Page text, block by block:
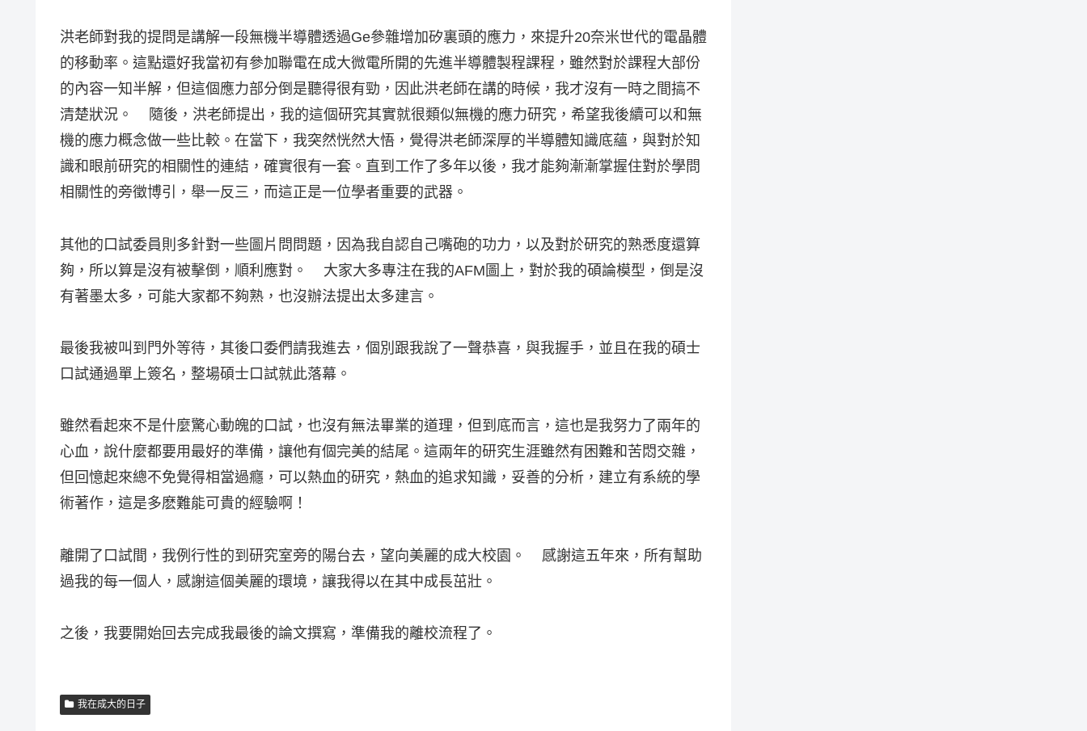
洪老師對我的提問是講解一段無機半導體透過Ge參雜增加矽裏頭的應力，來提升20奈米世代的電晶體
的移動率。這點還好我當初有參加聯電在成大微電所開的先進半導體製程課程，雖然對於課程大部份
的內容一知半解，但這個應力部分倒是聽得很有勁，因此洪老師在講的時候，我才沒有一時之間搞不
清楚狀況。 隨後，洪老師提出，我的這個研究其實就很類似無機的應力研究，希望我後續可以和無
機的應力概念做一些比較。在當下，我突然恍然大悟，覺得洪老師深厚的半導體知識底蘊，與對於知
識和眼前研究的相關性的連結，確實很有一套。直到工作了多年以後，我才能夠漸漸掌握住對於學問
相關性的旁徵博引，舉一反三，而這正是一位學者重要的武器。
其他的口試委員則多針對一些圖片問問題，因為我自認自己嘴砲的功力，以及對於研究的熟悉度還算
夠，所以算是沒有被擊倒，順利應對。 大家大多專注在我的AFM圖上，對於我的碩論模型，倒是沒
有著墨太多，可能大家都不夠熟，也沒辦法提出太多建言。
最後我被叫到門外等待，其後口委們請我進去，個別跟我說了一聲恭喜，與我握手，並且在我的碩士
口試通過單上簽名，整場碩士口試就此落幕。
雖然看起來不是什麼驚心動魄的口試，也沒有無法畢業的道理，但到底而言，這也是我努力了兩年的
心血，說什麼都要用最好的準備，讓他有個完美的結尾。這兩年的研究生涯雖然有困難和苦悶交雜，
但回憶起來總不免覺得相當過癮，可以熱血的研究，熱血的追求知識，妥善的分析，建立有系統的學
術著作，這是多麽難能可貴的經驗啊！
離開了口試間，我例行性的到研究室旁的陽台去，望向美麗的成大校園。 感謝這五年來，所有幫助
過我的每一個人，感謝這個美麗的環境，讓我得以在其中成長茁壯。
之後，我要開始回去完成我最後的論文撰寫，準備我的離校流程了。
我在成大的日子